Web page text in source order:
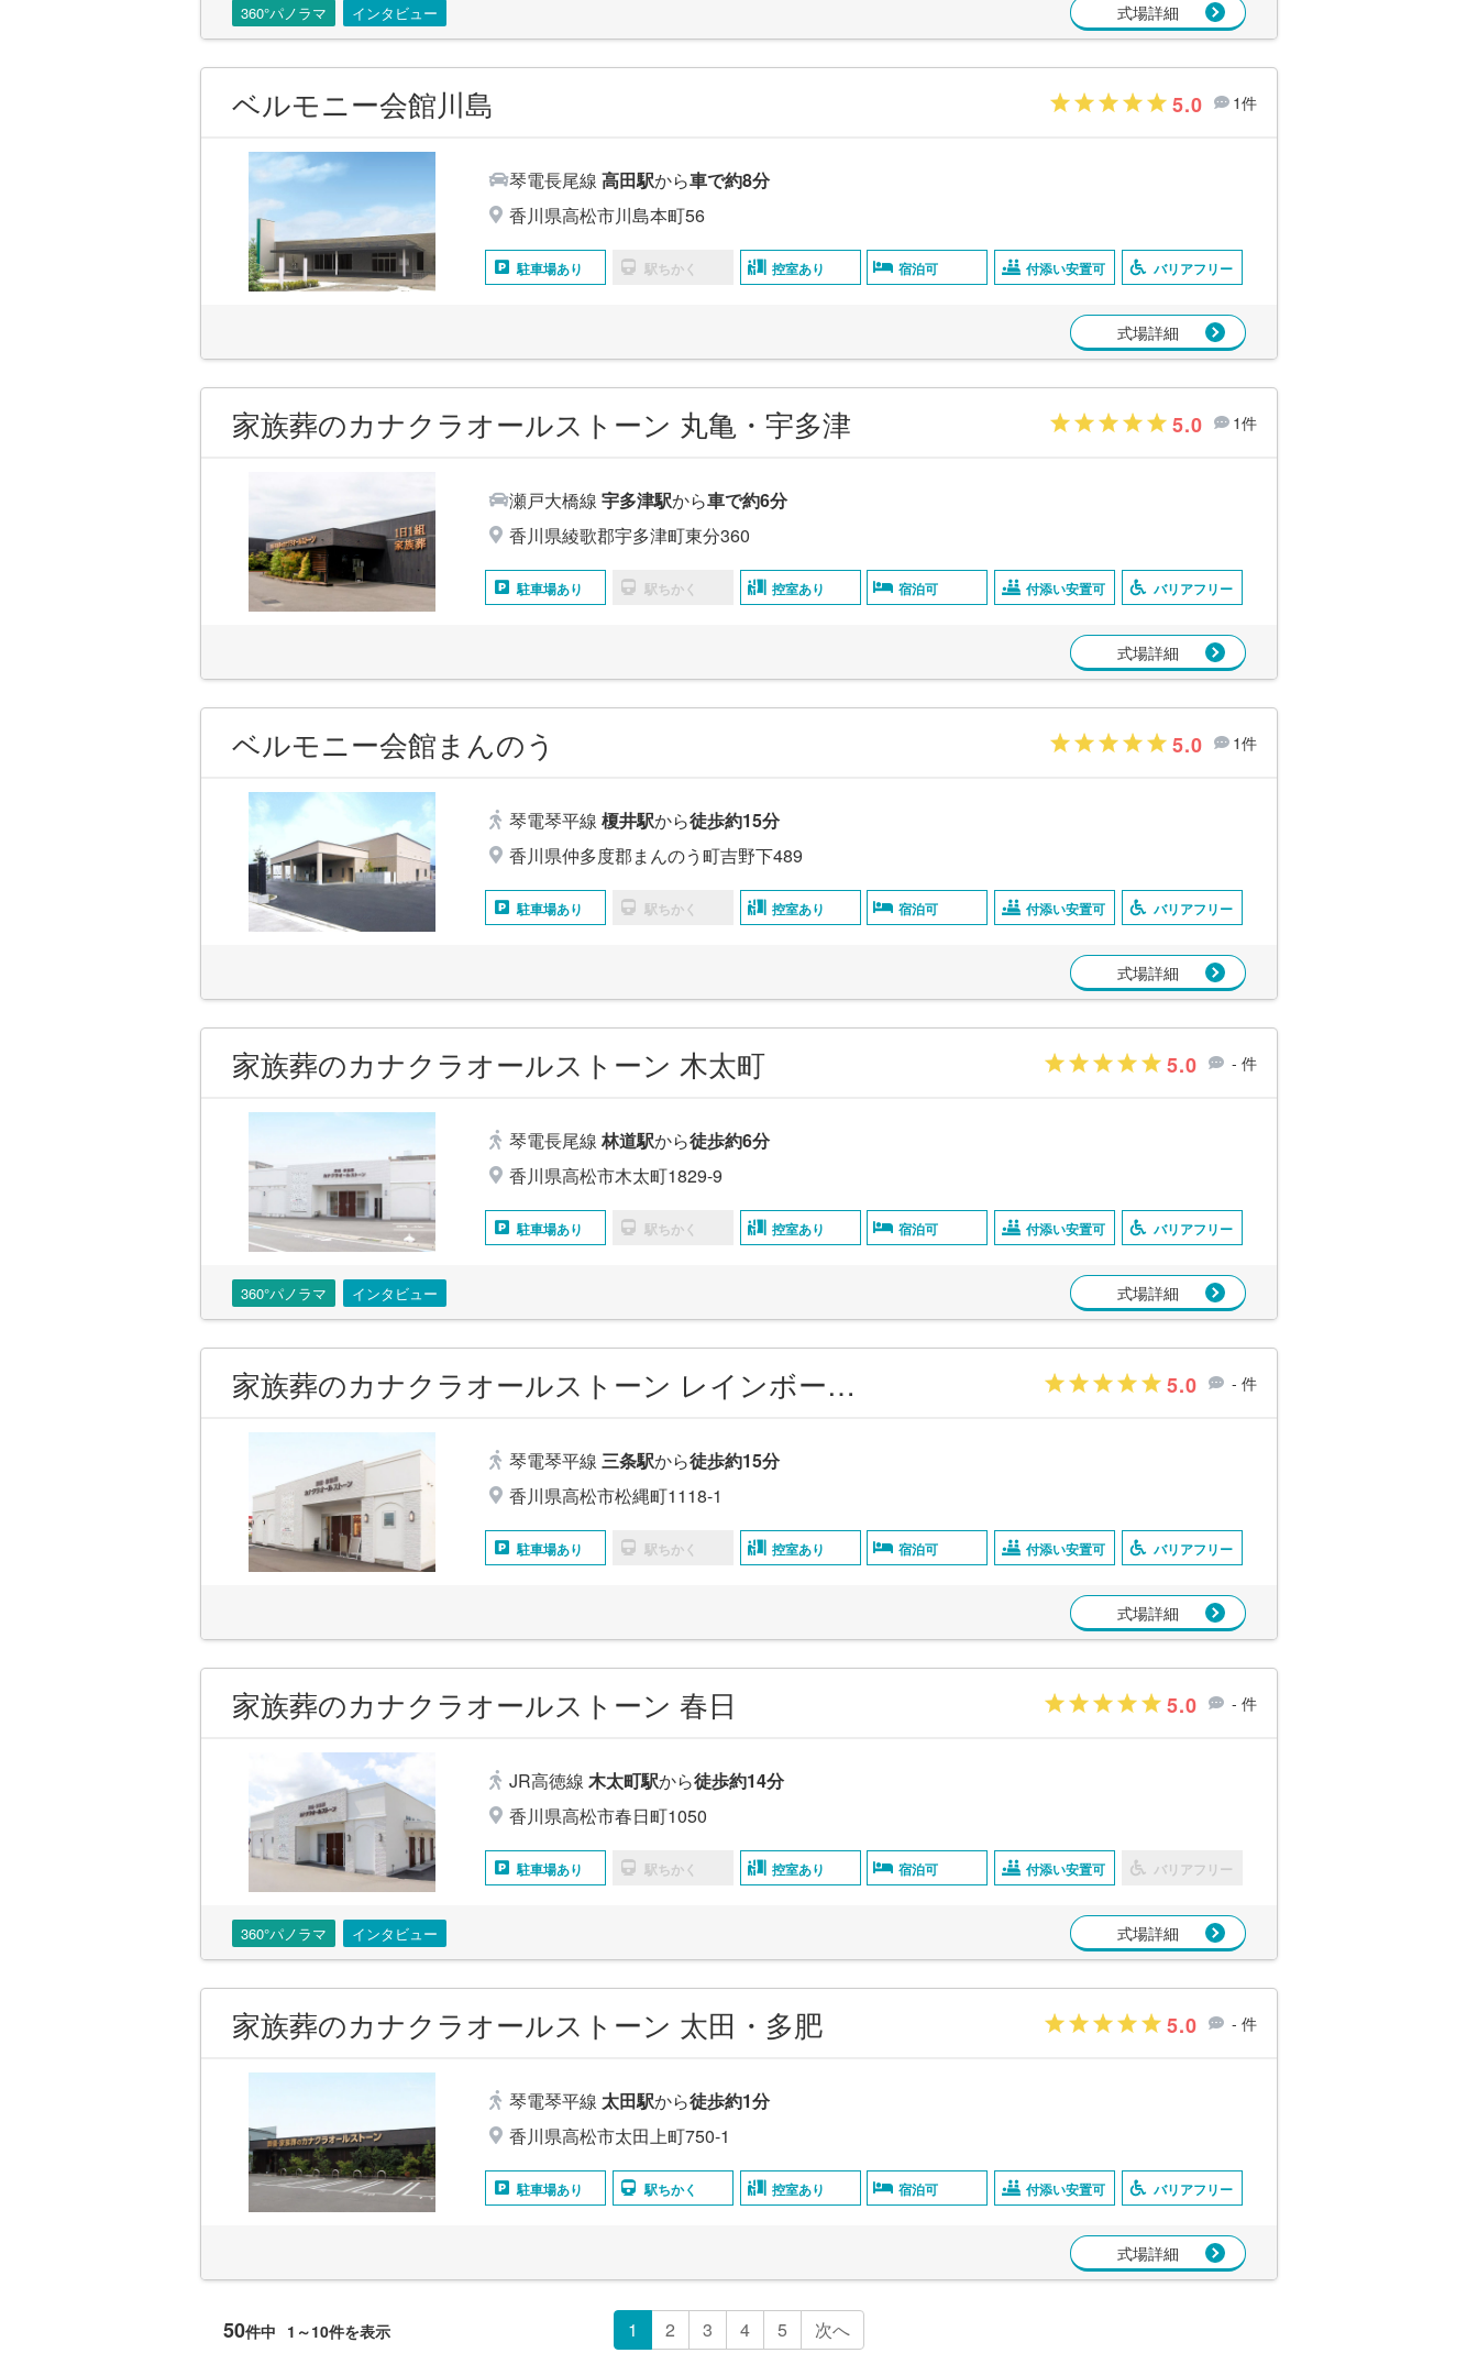
360°パノラマ インタビュー 式場詳細
ベルモニー会館川島 5.0 1件
琴電長尾線 高田駅から車で約8分
香川県高松市川島本町56
駐車場あり 駅ちかく 控室あり 宿泊可 付添い安置可 バリアフリー
式場詳細
家族葬のカナクラオールストーン 丸⻲・宇多津 5.0 1件
瀬戸大橋線 宇多津駅から車で約6分
香川県綾歌郡宇多津町東分360
駐車場あり 駅ちかく 控室あり 宿泊可 付添い安置可 バリアフリー
式場詳細
ベルモニー会館まんのう 5.0 1件
琴電琴平線 榎井駅から徒歩約15分
香川県仲多度郡まんのう町吉野下489
駐車場あり 駅ちかく 控室あり 宿泊可 付添い安置可 バリアフリー
式場詳細
家族葬のカナクラオールストーン 木太町 5.0 - 件
琴電長尾線 林道駅から徒歩約6分
香川県高松市木太町1829-9
駐車場あり 駅ちかく 控室あり 宿泊可 付添い安置可 バリアフリー
360°パノラマ インタビュー 式場詳細
家族葬のカナクラオールストーン レインボー通りホール 5.0 - 件
琴電琴平線 三条駅から徒歩約15分
香川県高松市松縄町1118-1
駐車場あり 駅ちかく 控室あり 宿泊可 付添い安置可 バリアフリー
式場詳細
家族葬のカナクラオールストーン 春日 5.0 - 件
JR高徳線 木太町駅から徒歩約14分
香川県高松市春日町1050
駐車場あり 駅ちかく 控室あり 宿泊可 付添い安置可 バリアフリー
360°パノラマ インタビュー 式場詳細
家族葬のカナクラオールストーン 太田・多肥 5.0 - 件
琴電琴平線 太田駅から徒歩約1分
香川県高松市太田上町750-1
駐車場あり 駅ちかく 控室あり 宿泊可 付添い安置可 バリアフリー
式場詳細
1 2 3 4 5 次へ
50件中 1～10件を表示